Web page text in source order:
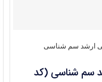
ارشد سم شناسی
سم شناسی (کد